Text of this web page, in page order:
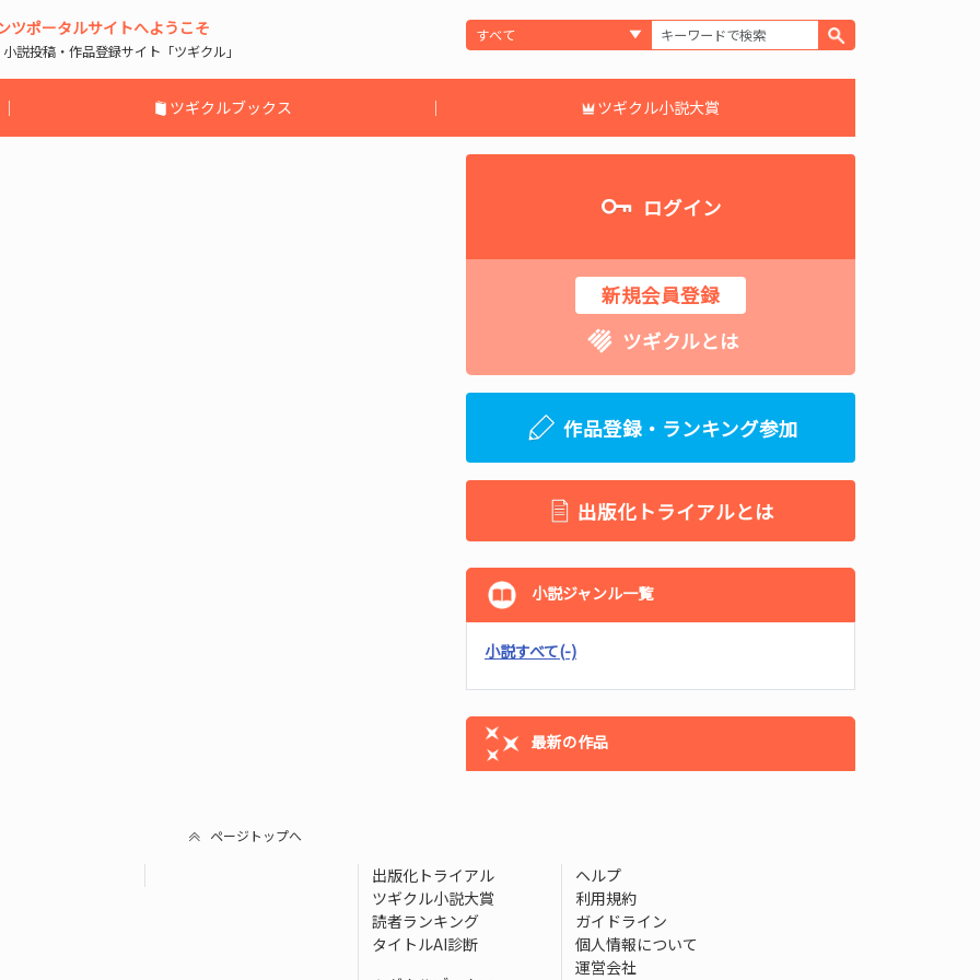
ツポータルサイトへようこそ
説投稿・作品登録サイト「ツギクル」
｜ ツギクルブックス ｜ ツギクル小説大賞
ログイン
新規会員登録
ツギクルとは
作品登録・ランキング参加
出版化トライアルとは
小説ジャンル一覧
小説すべて(-)
最新の作品
ページトップへ
出版化トライアル
ツギクル小説大賞
読者ランキング
タイトルAI診断
ヘルプ
利用規約
ガイドライン
個人情報について
運営会社